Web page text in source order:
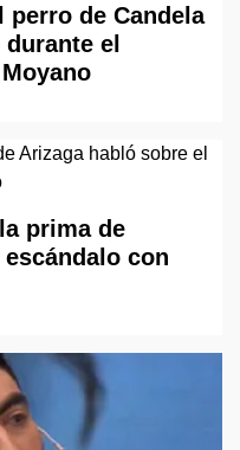
perro de Candela
el
prima de
con